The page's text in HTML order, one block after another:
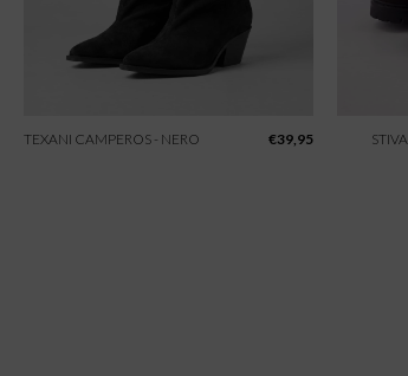
TEXANI CAMPEROS - NERO €39,95